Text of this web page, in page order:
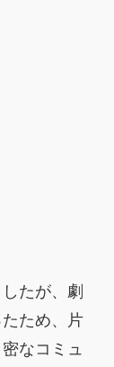
たが、劇
ため、片
なコミュ